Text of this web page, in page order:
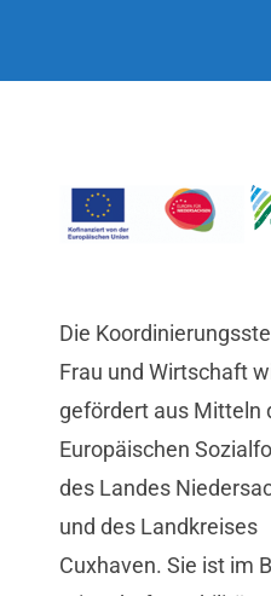
Die
Frau und Wirtschaft
gefördert aus Mitteln
Europäischen
des Landes
und des Landkreises
Cuxhaven. Sie ist im